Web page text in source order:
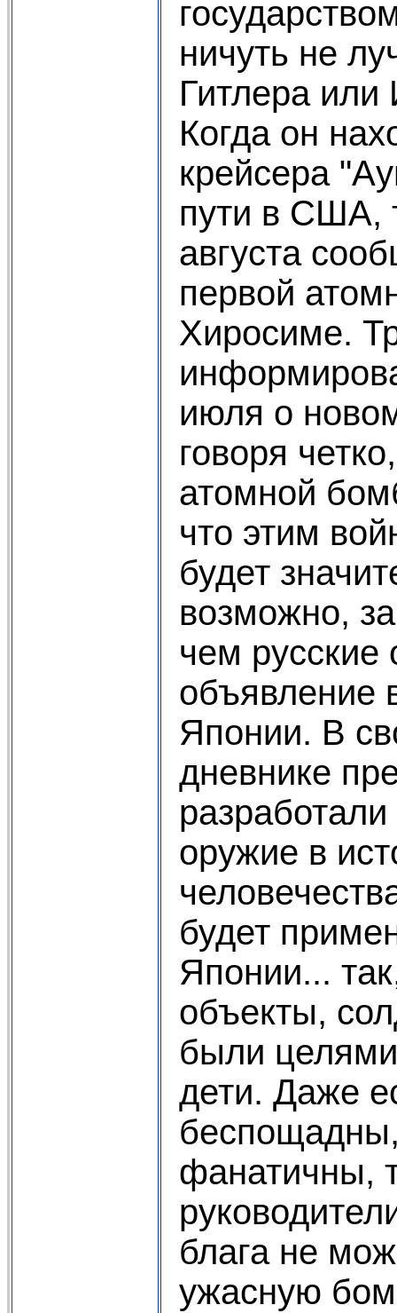
ничуть не
Гитлера
Когда он
крейсера
пути в США,
августа
первой
Хиросиме.
июля о
говоря
атомной
что этим
будет
возможно,
чем русские
объявление
Японии. В
дневнике
оружие в
будет
Японии...
объекты,
были
дети. Даже
фанатичны,
блага не
ужасную